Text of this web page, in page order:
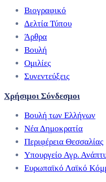
Βιογραφικό
Δελτία Τύπου
Άρθρα
Βουλή
Ομιλίες
Συνεντεύξεις
Χρήσιμοι Σύνδεσμοι
Βουλή των Ελλήνων
Νέα Δημοκρατία
Περιφέρεια Θεσσαλίας
Υπουργείο Αγρ.
Ευρωπαϊκό Λαϊκό